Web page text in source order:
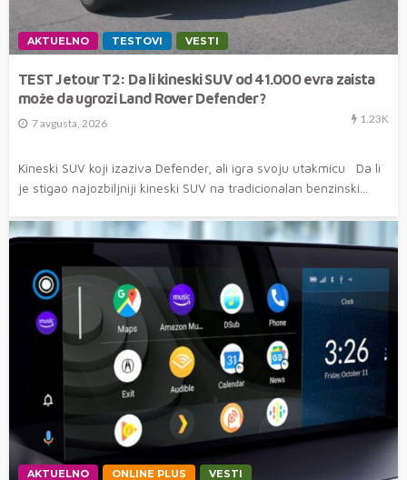
AKTUELNO TESTOVI VESTI
TEST Jetour T2: Da li kineski SUV od 41.000 evra zaista
može da ugrozi Land Rover Defender?
7 avgusta, 2026 1.23K
Kineski SUV koji izaziva Defender, ali igra svoju utakmicu Da li
je stigao najozbiljniji kineski SUV na tradicionalan benzinski...
AKTUELNO ONLINE PLUS VESTI